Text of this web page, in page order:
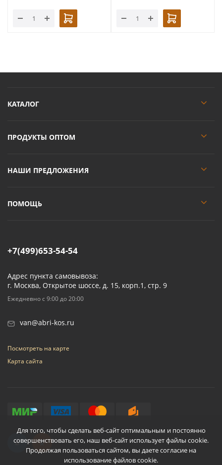
Для того, чтобы сделать веб-сайт оптимальным и постоянно
совершенствовать его, наш веб-сайт использует файлы cookie.
Продолжая пользоваться сайтом, вы даете согласие на
использование файлов cookie.
КАТАЛОГ
ПРОДУКТЫ ОПТОМ
НАШИ ПРЕДЛОЖЕНИЯ
ПОМОЩЬ
+7(499)653-54-54
Адрес пункта самовывоза:
г. Москва, Открытое шоссе, д. 15, корп.1, стр. 9
Ежедневно с 9:00 до 20:00
van@abri-kos.ru
Посмотреть на карте
Карта сайта